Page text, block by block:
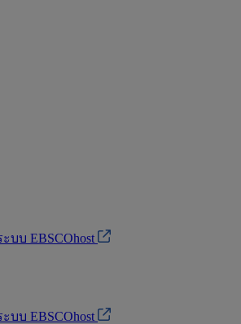
ะบบ EBSCOhost
ะบบ EBSCOhost